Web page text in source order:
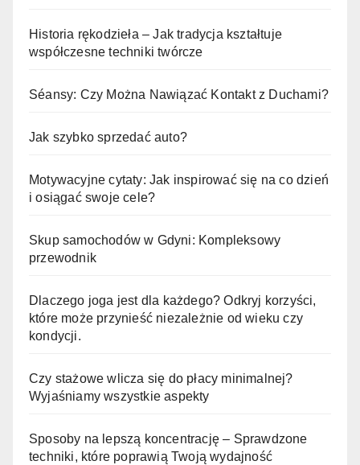
Historia rękodzieła – Jak tradycja kształtuje
współczesne techniki twórcze
Séansy: Czy Można Nawiązać Kontakt z Duchami?
Jak szybko sprzedać auto?
Motywacyjne cytaty: Jak inspirować się na co dzień
i osiągać swoje cele?
Skup samochodów w Gdyni: Kompleksowy
przewodnik
Dlaczego joga jest dla każdego? Odkryj korzyści,
które może przynieść niezależnie od wieku czy
kondycji.
Czy stażowe wlicza się do płacy minimalnej?
Wyjaśniamy wszystkie aspekty
Sposoby na lepszą koncentrację – Sprawdzone
techniki, które poprawią Twoją wydajność